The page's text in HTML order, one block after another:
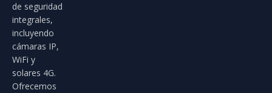
de seguridad
integrales,
incluyendo
cámaras IP,
WiFi y
solares 4G.
Ofrecemos